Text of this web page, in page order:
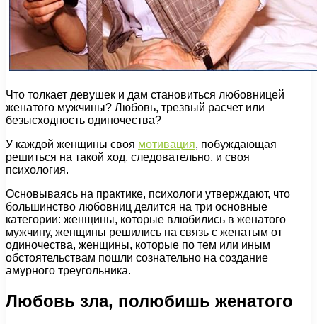
Что толкает девушек и дам становиться любовницей
женатого мужчины? Любовь, трезвый расчет или
безысходность одиночества?
У каждой женщины своя мотивация, побуждающая
решиться на такой ход, следовательно, и своя
психология.
Основываясь на практике, психологи утверждают, что
большинство любовниц делится на три основные
категории: женщины, которые влюбились в женатого
мужчину, женщины решились на связь с женатым от
одиночества, женщины, которые по тем или иным
обстоятельствам пошли сознательно на создание
амурного треугольника.
Любовь зла, полюбишь женатого